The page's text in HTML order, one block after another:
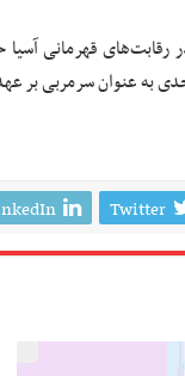
تیم ملی ایران در رقابت‌های
به عنوان سرمربی بر
Twitter